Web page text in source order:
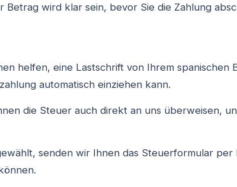
Betrag wird klar sein, bevor Sie die Zahlung
helfen, eine Lastschrift von Ihrem spanischen
automatisch einziehen kann.
die Steuer auch direkt an uns überweisen,
senden wir Ihnen das Steuerformular